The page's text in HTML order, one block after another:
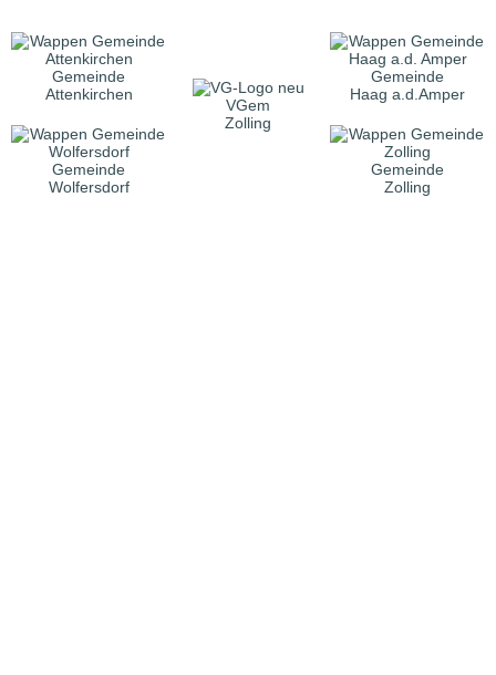
Gemeinde
Attenkirchen
VGem
Zolling
Gemeinde
Haag a.d.Amper
Gemeinde
Wolfersdorf
Gemeinde
Zolling